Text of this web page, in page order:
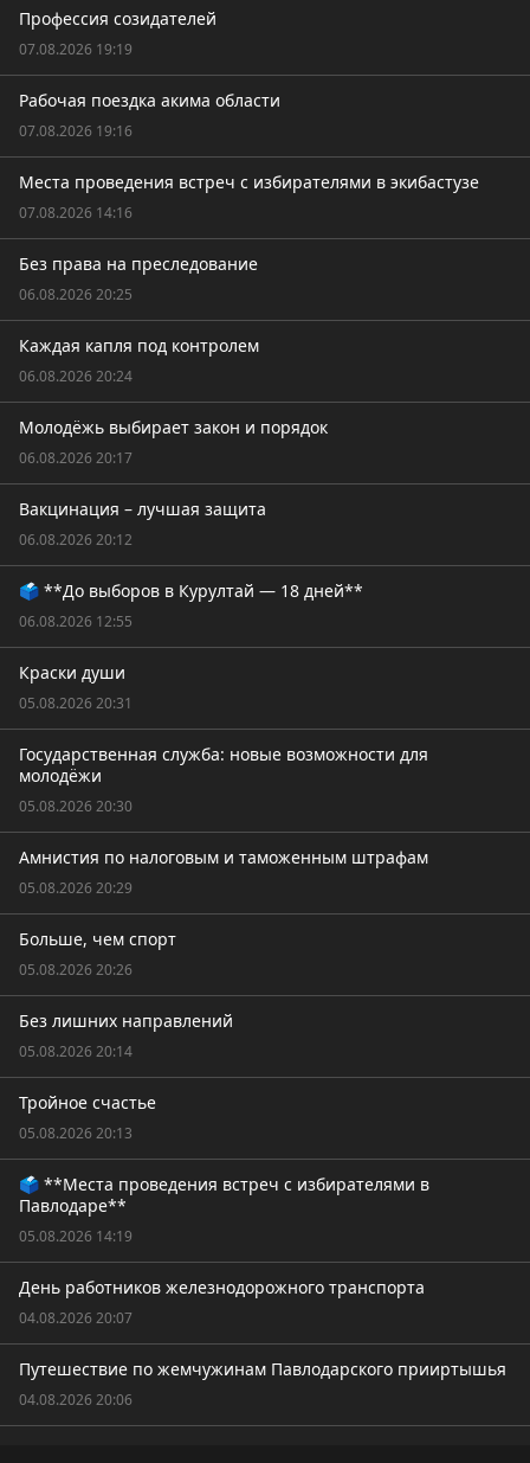
Профессия созидателей
07.08.2026 19:19
Рабочая поездка акима области
07.08.2026 19:16
Места проведения встреч с избирателями в экибастузе
07.08.2026 14:16
Без права на преследование
06.08.2026 20:25
Каждая капля под контролем
06.08.2026 20:24
Молодёжь выбирает закон и порядок
06.08.2026 20:17
Вакцинация – лучшая защита
06.08.2026 20:12
🗳️ **До выборов в Курултай — 18 дней**
06.08.2026 12:55
Краски души
05.08.2026 20:31
Государственная служба: новые возможности для
молодёжи
05.08.2026 20:30
Амнистия по налоговым и таможенным штрафам
05.08.2026 20:29
Больше, чем спорт
05.08.2026 20:26
Без лишних направлений
05.08.2026 20:14
Тройное счастье
05.08.2026 20:13
🗳️ **Места проведения встреч с избирателями в
Павлодаре**
05.08.2026 14:19
День работников железнодорожного транспорта
04.08.2026 20:07
Путешествие по жемчужинам Павлодарского прииртышья
04.08.2026 20:06